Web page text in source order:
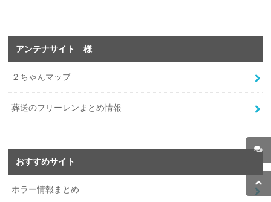
アンテナサイト 様
２ちゃんマップ
葬送のフリーレンまとめ情報
おすすめサイト
ホラー情報まとめ